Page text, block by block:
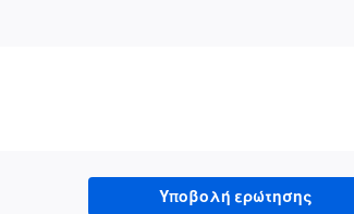
Υποβολή ερώτησης